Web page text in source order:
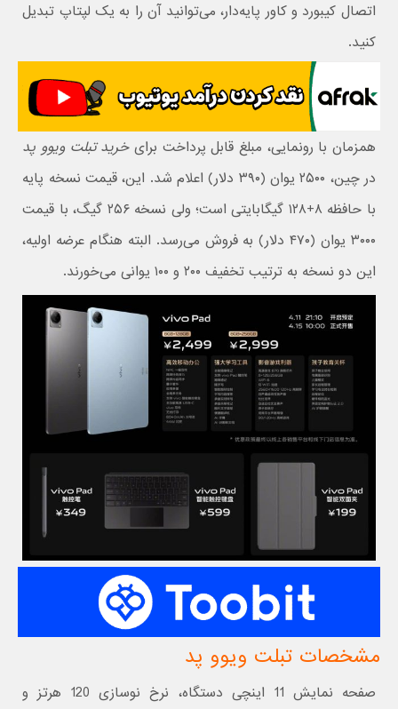
اتصال کیبورد و کاور پایه‌دار، می‌توانید آن را به یک لپتاپ تبدیل
کنید.
همزمان با رونمایی، مبلغ قابل پرداخت برایخرید تبلت ویوو پد
در چین، ۲۵۰۰ یوان (۳۹۰ دلار) اعلام شد. این، قیمت نسخه پایه
با حافظه ۸+۱۲۸ گیگابایتی است؛ ولی نسخه ۲۵۶ گیگ، با قیمت
۳۰۰۰ یوان (۴۷۰ دلار) به فروش می‌رسد. البته هنگام عرضه اولیه،
این دو نسخه به ترتیب تخفیف ۲۰۰ و ۱۰۰ یوانی می‌خورند.
مشخصات تبلت ویوو پد
صفحه نمایش 11 اینچی دستگاه، نرخ نوسازی 120 هرتز و